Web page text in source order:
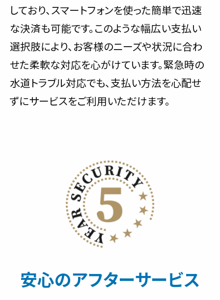
しており、スマートフォンを使った簡単で迅速
な決済も可能です。このような幅広い支払い
選択肢により、お客様のニーズや状況に合わ
せた柔軟な対応を心がけています。緊急時の
水道トラブル対応でも、支払い方法を心配せ
ずにサービスをご利用いただけます。
安心のアフターサービス